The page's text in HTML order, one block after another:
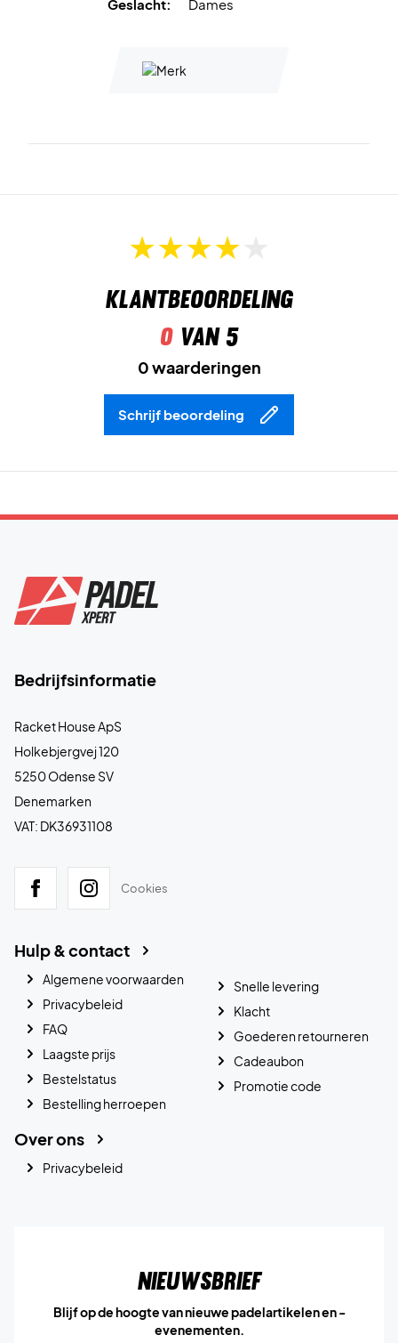
Kleur:Steam.
Geslacht:
Dames
Klantbeoordeling
0van 5
0 waarderingen
Schrijf beoordeling
Bedrijfsinformatie
Racket House ApS
Holkebjergvej 120
5250 Odense SV
Denemarken
VAT: DK36931108
Cookies
Hulp & contact
Algemene voorwaarden
Privacybeleid
FAQ
Laagste prijs
Bestelstatus
Bestelling herroepen
Snelle levering
Klacht
Goederen retourneren
Cadeaubon
Promotie code
Over ons
Privacybeleid
Nieuwsbrief
Blijf op de hoogte van nieuwe padelartikelen en -
evenementen.